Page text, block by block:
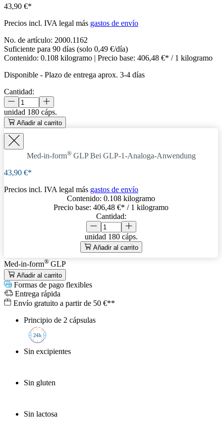
43,90 €*
Precios incl. IVA legal más gastos de envío
No. de artículo: 2000.1162
Suficiente para 90 días (solo 0,49 €/día)
Contenido: 0.108 kilogramo | Precio base: 406,48 €* / 1 kilogramo
Disponible - Plazo de entrega aprox. 3-4 días
Cantidad:
unidad 180 cáps.
Añadir al carrito
Med-in-form® GLPBei GLP-1-Analoga-Anwendung
43,90 €*
Precios incl. IVA legal más gastos de envío
Contenido: 0.108 kilogramo
Precio base: 406,48 €* / 1 kilogramo
Cantidad:
unidad 180 cáps.
Añadir al carrito
Med-in-form® GLP
Añadir al carrito
Formas de pago flexibles
Entrega rápida
Envío gratuito a partir de 50 €**
Principio de 2 cápsulas
24h
Sin excipientes
Sin gluten
Sin lactosa